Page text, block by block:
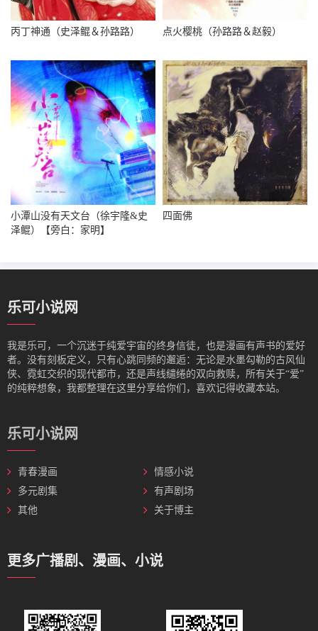
丙丁神通（史泽鲲＆孙路路） 点火樱桃（孙路路＆赵毅）
小潭山没有天文台（徐宇隆&史
泽鲲）【旁白：家明】
四面佛
乐可小说网
我是‌乐可，一个沉迷于纯爱宇宙的终身信徒，也是漫画有声书的爱好
者。没有刻板定义，只有心跳同频的邂逅：无论是水墨勾勒的古风仙
侠、霓虹交织的现代都市，还是声线缱绻的双向救赎，所有关于“爱”
的纯粹想象，我都整理在这里分享给你们，喜欢记得收藏本站。
乐可小说网
青春漫画
情感小说
多元剧集
有声剧场
其他
关于博主
更多广播剧、漫画、小说